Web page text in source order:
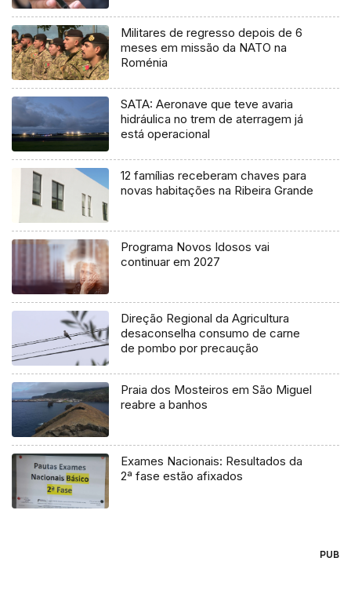
Militares de regresso depois de 6
meses em missão da NATO na
Roménia
SATA: Aeronave que teve avaria
hidráulica no trem de aterragem já
está operacional
12 famílias receberam chaves para
novas habitações na Ribeira Grande
Programa Novos Idosos vai
continuar em 2027
Direção Regional da Agricultura
desaconselha consumo de carne
de pombo por precaução
Praia dos Mosteiros em São Miguel
reabre a banhos
Exames Nacionais: Resultados da
2ª fase estão afixados
PUB